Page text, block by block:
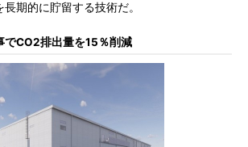
期的に貯留する技術だ。
でCO2排出量を15％削減